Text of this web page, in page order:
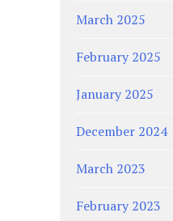
March 2025
February 2025
January 2025
December 2024
March 2023
February 2023